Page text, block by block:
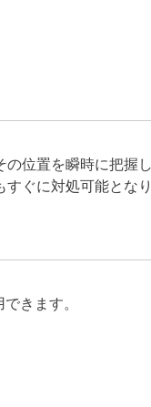
位置を瞬時に把握し
ぐに対処可能となり
きます。